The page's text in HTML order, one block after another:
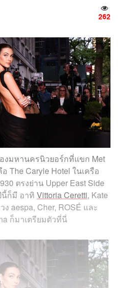
262
มหานครนิวยอร์กที่แขก Met
The Caryle Hotel ในเครือ
ตรงย่าน Upper East Side
นี้ก็มี อาทิ Vittoria Ceretti, Kate
ง aespa, Cher, ROSÉ และ
ก็มาเตรียมตัวที่นี่